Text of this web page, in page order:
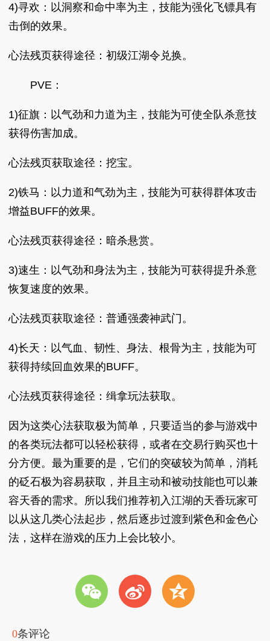
4)寻欢：以洞察和命中率为主，技能为强化飞镖具有
击倒的效果。
心法残页获得途径：初级江湖令兑换。
PVE：
1)征旗：以气劲和力道为主，技能为可使全队杀意技
获得伤害加成。
心法残页获取途径：挖宝。
2)铁马：以力道和气劲为主，技能为可获得群体攻击
增益BUFF的效果。
心法残页获得途径：暗杀悬赏。
3)速生：以气劲和身法为主，技能为可获得提升杀意
恢复速度的效果。
心法残页获取途径：普通强袭神武门。
4)长天：以气血、韧性、身法、根骨为主，技能为可
获得持续回血效果的BUFF。
心法残页获得途径：缉拿玩法获取。
因为这类心法获取极为简单，只要适当的参与游戏中
的各类玩法都可以轻松获得，或者在交易行购买也十
分方便。最为重要的是，它们的突破较为简单，消耗
的砭石极为容易获取，并且主动和被动技能也可以兼
容天香的需求。所以我们推荐初入江湖的天香玩家可
以从这几类心法起步，然后逐步过渡到紫色和金色心
法，这样在游戏的压力上会比较小。
w t z
0条评论